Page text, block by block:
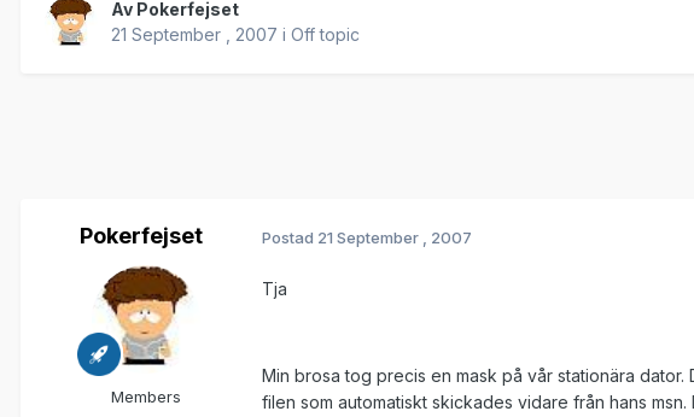
Av Pokerfejset
21 September , 2007 i Off topic
Pokerfejset
Members
Postad 21 September , 2007
Tja
Min brosa tog precis en mask på vår stationära
filen som automatiskt skickades vidare från hans